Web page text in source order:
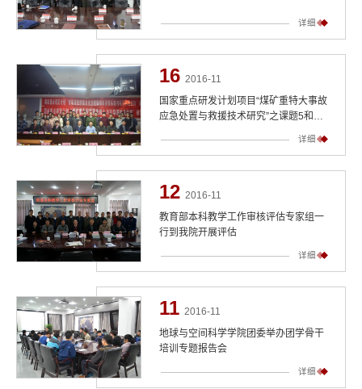
详细
16 2016-11
国家重点研发计划项目“煤矿重特大事故
应急处置与救援技术研究”之课题5和课
详细
12 2016-11
教育部本科教学工作审核评估专家组一
行到我院开展评估
详细
11 2016-11
地球与空间科学学院团委举办团学骨干
培训专题报告会
详细